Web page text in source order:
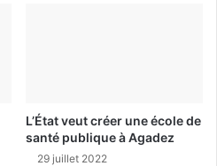
L’État veut créer une école de
santé publique à Agadez
29 juillet 2022